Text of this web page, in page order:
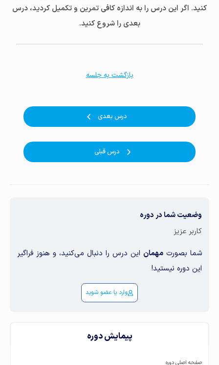
وضعیت شما در دوره
کاربر عزیز
شما بصورت مهمان این درس را دنبال می‌کنید، و هنوز فراگیر
این دوره نیستید!
وارد یا عضو شوید
پیمایش دوره
صفحه اصلی دوره
کنید. اگر این درس را به اندازه کافی تمرین و تکمیل کردید، درس
بعدی را شروع کنید.
درس قبلی
بازگشت به جلسه
درس بعدی